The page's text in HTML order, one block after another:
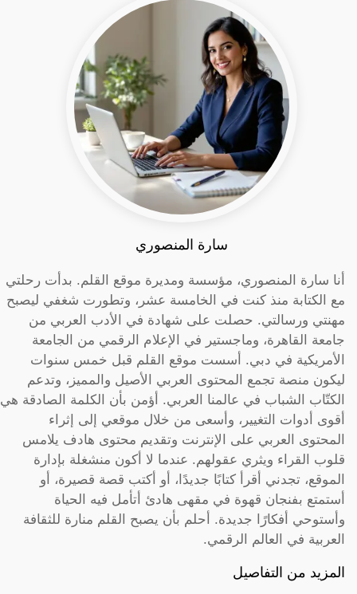
سارة المنصوري
أنا سارة المنصوري، مؤسسة ومديرة موقع القلم. بدأت رحلتي
مع الكتابة منذ كنت في الخامسة عشر، وتطورت شغفي ليصبح
مهنتي ورسالتي. حصلت على شهادة في الأدب العربي من
جامعة القاهرة، وماجستير في الإعلام الرقمي من الجامعة
الأمريكية في دبي. أسست موقع القلم قبل خمس سنوات
ليكون منصة تجمع المحتوى العربي الأصيل والمميز، وتدعم
الكتّاب الشباب في عالمنا العربي. أؤمن بأن الكلمة الصادقة هي
أقوى أدوات التغيير، وأسعى من خلال موقعي إلى إثراء
المحتوى العربي على الإنترنت وتقديم محتوى هادف يلامس
قلوب القراء ويثري عقولهم. عندما لا أكون منشغلة بإدارة
الموقع، تجدني أقرأ كتابًا جديدًا، أو أكتب قصة قصيرة، أو
أستمتع بفنجان قهوة في مقهى هادئ أتأمل فيه الحياة
وأستوحي أفكارًا جديدة. أحلم بأن يصبح القلم منارة للثقافة
العربية في العالم الرقمي.
المزيد من التفاصيل